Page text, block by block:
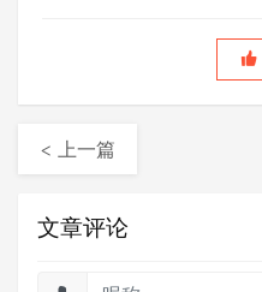
测老贺聊软件测试
< 上一篇
文章评论